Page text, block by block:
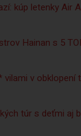
kúp letenky Air
Hainan s 5
vilami v obklopení
túr s deťmi aj